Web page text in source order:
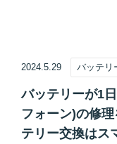
2024.5.29 バッテリ
バッテリーが1
フォーン)の修
テリー交換はス